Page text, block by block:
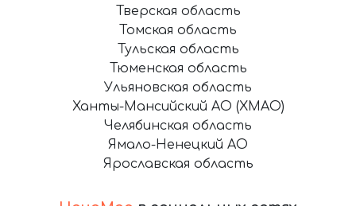
Тверская область
Томская область
Тульская область
Тюменская область
Ульяновская область
Ханты-Мансийский АО (ХМАО)
Челябинская область
Ямало-Ненецкий АО
Ярославская область